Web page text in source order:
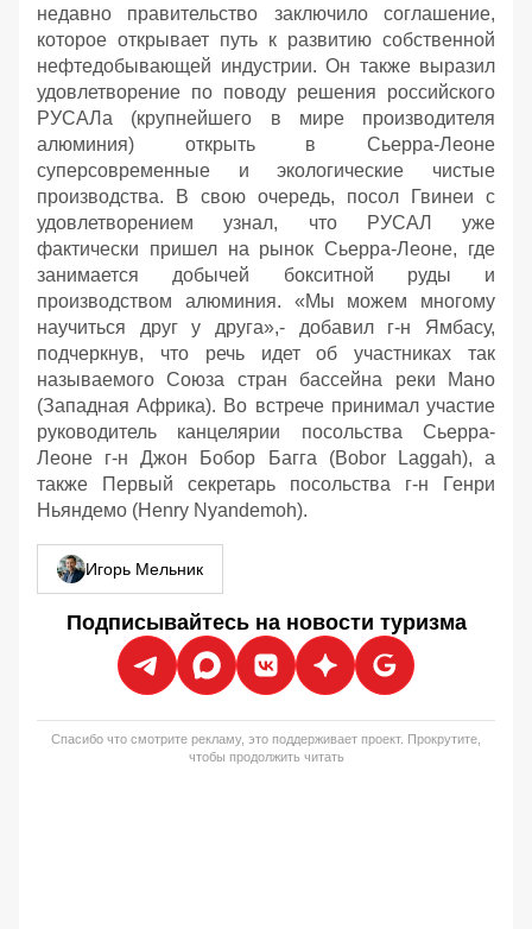
недавно правительство заключило соглашение,
которое открывает путь к развитию собственной
нефтедобывающей индустрии. Он также выразил
удовлетворение по поводу решения российского
РУСАЛа (крупнейшего в мире производителя
алюминия) открыть в Сьерра-Леоне
суперсовременные и экологические чистые
производства. В свою очередь, посол Гвинеи с
удовлетворением узнал, что РУСАЛ уже
фактически пришел на рынок Сьерра-Леоне, где
занимается добычей бокситной руды и
производством алюминия. «Мы можем многому
научиться друг у друга»,- добавил г-н Ямбасу,
подчеркнув, что речь идет об участниках так
называемого Союза стран бассейна реки Мано
(Западная Африка). Во встрече принимал участие
руководитель канцелярии посольства Сьерра-
Леоне г-н Джон Бобор Багга (Bobor Laggah), а
также Первый секретарь посольства г-н Генри
Ньяндемо (Henry Nyandemoh).
Игорь Мельник
Подписывайтесь на новости туризма
Спасибо что смотрите рекламу, это поддерживает проект. Прокрутите,
чтобы продолжить читать